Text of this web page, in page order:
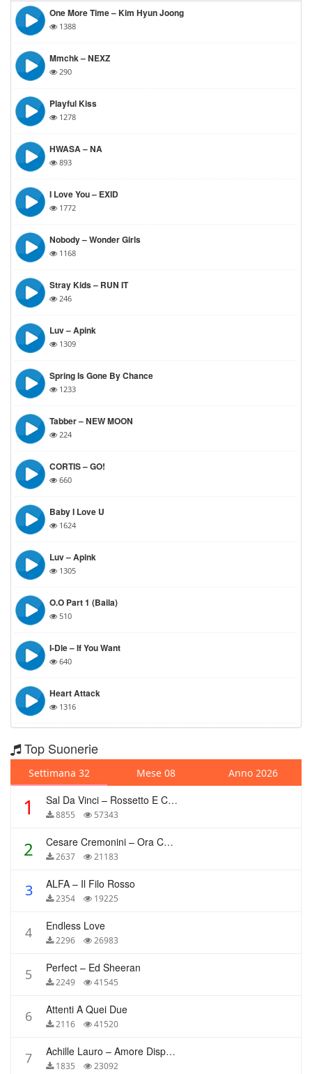
One More Time – Kim Hyun Joong
1388
Mmchk – NEXZ
290
Playful Kiss
1278
HWASA – NA
893
I Love You – EXID
1772
Nobody – Wonder Girls
1168
Stray Kids – RUN IT
246
Luv – Apink
1309
Spring Is Gone By Chance
1233
Tabber – NEW MOON
224
CORTIS – GO!
660
Baby I Love U
1624
Luv – Apink
1305
O.O Part 1 (Baila)
510
I-Dle – If You Want
640
Heart Attack
1316
Top Suonerie
Settimana 32 Mese 08 Anno 2026
1 Sal Da Vinci – Rossetto E Caffè
8855 57343
2 Cesare Cremonini – Ora Che Non Ho Più Te
2637 21183
3 ALFA – Il Filo Rosso
2354 19225
4 Endless Love
2296 26983
5 Perfect – Ed Sheeran
2249 41545
6 Attenti A Quei Due
2116 41520
7 Achille Lauro – Amore Disperato
1835 23092